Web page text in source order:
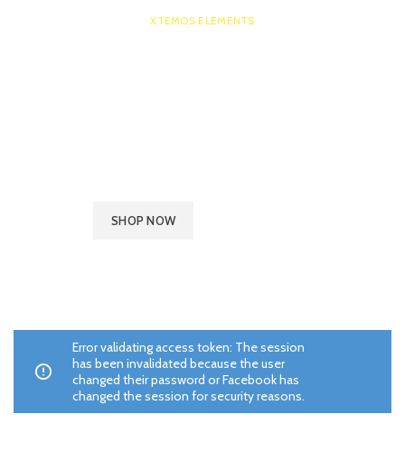
XTEMOS ELEMENTS
SHOP NOW
Error validating access token: The session
has been invalidated because the user
changed their password or Facebook has
changed the session for security reasons.